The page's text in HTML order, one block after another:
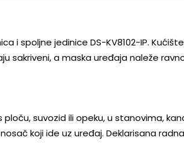
i spoljne jedinice DS-KV8102-IP.
a maska uređaja naleže
suvozid ili opeku, u stanovima,
koji ide uz uređaj. Deklarisana